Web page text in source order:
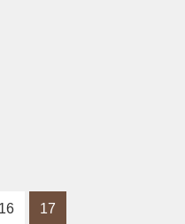
16 17